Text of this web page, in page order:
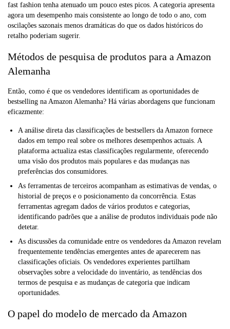
fast fashion tenha atenuado um pouco estes picos. A categoria apresenta
agora um desempenho mais consistente ao longo de todo o ano, com
oscilações sazonais menos dramáticas do que os dados históricos do
retalho poderiam sugerir.
Métodos de pesquisa de produtos para a Amazon
Alemanha
Então, como é que os vendedores identificam as oportunidades de
bestselling na Amazon Alemanha? Há várias abordagens que funcionam
eficazmente:
A análise direta das classificações de bestsellers da Amazon fornece
dados em tempo real sobre os melhores desempenhos actuais. A
plataforma actualiza estas classificações regularmente, oferecendo
uma visão dos produtos mais populares e das mudanças nas
preferências dos consumidores.
As ferramentas de terceiros acompanham as estimativas de vendas, o
historial de preços e o posicionamento da concorrência. Estas
ferramentas agregam dados de vários produtos e categorias,
identificando padrões que a análise de produtos individuais pode não
detetar.
As discussões da comunidade entre os vendedores da Amazon revelam
frequentemente tendências emergentes antes de aparecerem nas
classificações oficiais. Os vendedores experientes partilham
observações sobre a velocidade do inventário, as tendências dos
termos de pesquisa e as mudanças de categoria que indicam
oportunidades.
O papel do modelo de mercado da Amazon